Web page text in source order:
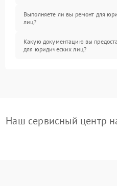
Выполняете ли вы ремонт для
лиц?
Какую документацию вы
для юридических лиц?
Наш сервисный центр